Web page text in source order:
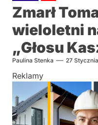
Zmarł
wieloletni
„Głosu
Paulina Stenka 27
Reklamy